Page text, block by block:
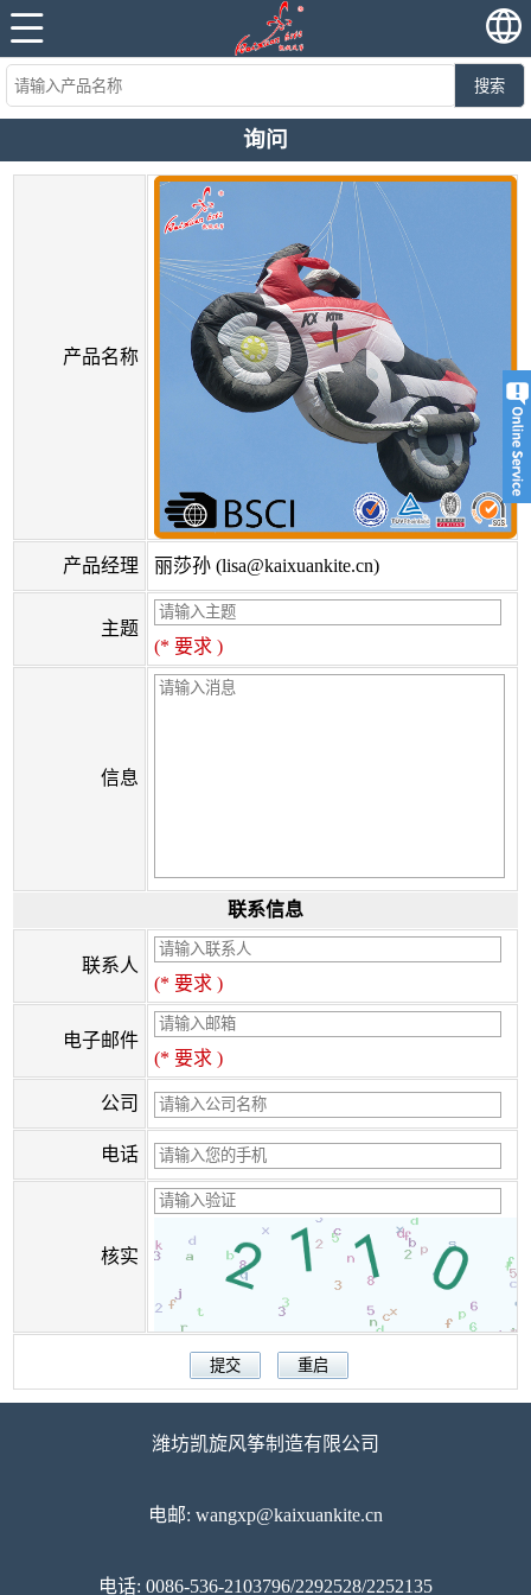
搜索
询问
产品名称
产品经理 丽莎孙 (lisa@kaixuankite.cn)
主题
(* 要求 )
信息
联系信息
联系人
(* 要求 )
电子邮件
(* 要求 )
公司
电话
核实
潍坊凯旋风筝制造有限公司
电邮: wangxp@kaixuankite.cn
电话: 0086-536-2103796/2292528/2252135